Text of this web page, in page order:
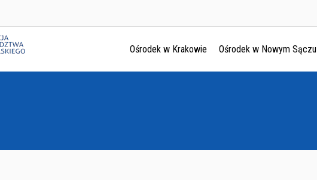
Ośrodek w Krakowie Ośrodek w Nowym Sączu
Ośrodek w Krakowie